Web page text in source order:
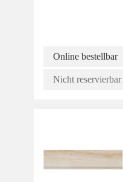
Online bestellbar
Nicht reservierbar